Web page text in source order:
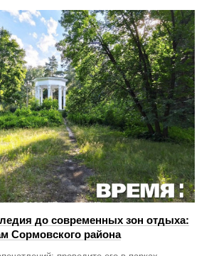
до современных зон отдыха:
Сормовского района